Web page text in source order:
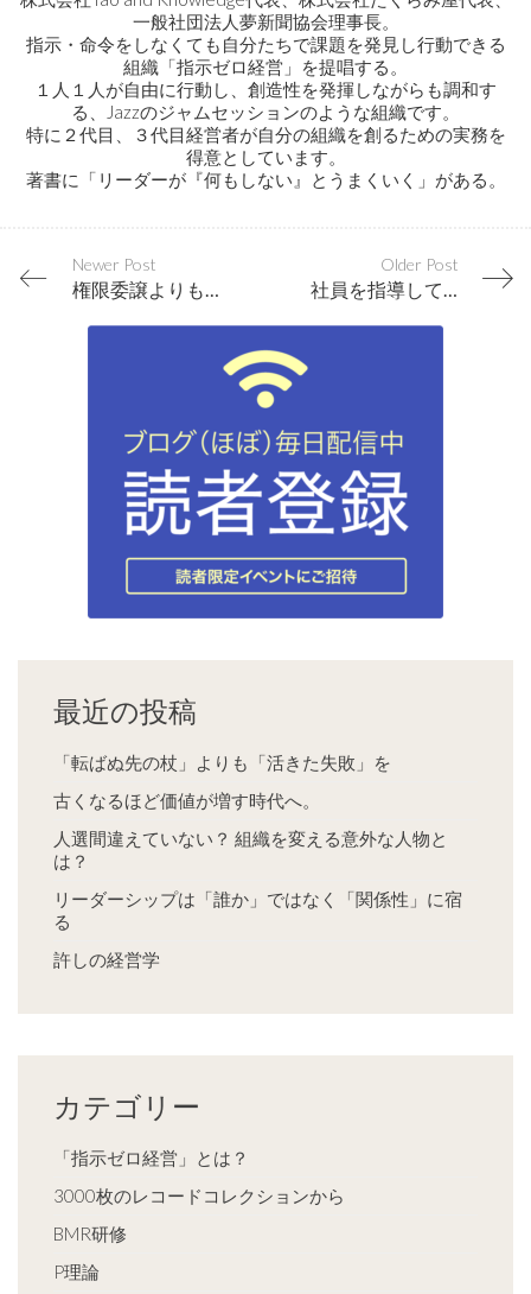
一般社団法人夢新聞協会理事長。
指示・命令をしなくても自分たちで課題を発見し行動できる
組織「指示ゼロ経営」を提唱する。
１人１人が自由に行動し、創造性を発揮しながらも調和す
る、Jazzのジャムセッションのような組織です。
特に２代目、３代目経営者が自分の組織を創るための実務を
得意としています。
著書に「リーダーが『何もしない』とうまくいく」がある。
Newer Post
権限委譲よりも「頼りにする」ことで社員のヤル気は高まる
Older Post
社員を指導してばかりいないで、社員から学ぶ機会を増やそう
最近の投稿
「転ばぬ先の杖」よりも「活きた失敗」を
古くなるほど価値が増す時代へ。
人選間違えていない？ 組織を変える意外な人物と
は？
リーダーシップは「誰か」ではなく「関係性」に宿
る
許しの経営学
カテゴリー
「指示ゼロ経営」とは？
3000枚のレコードコレクションから
BMR研修
P理論